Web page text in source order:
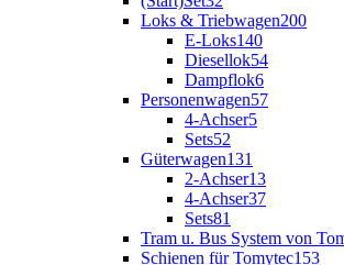
Loks & Triebwagen200
E-Loks140
Diesellok54
Dampflok6
Personenwagen57
4-Achser5
Sets52
Güterwagen131
2-Achser13
4-Achser37
Sets81
Tram u. Bus System von
Schienen für Tomytec153